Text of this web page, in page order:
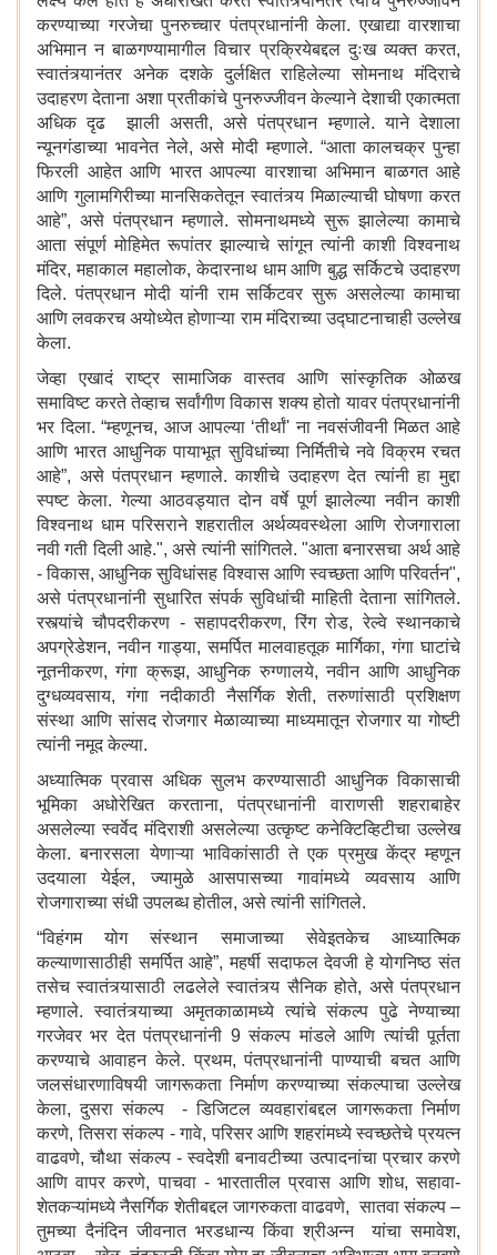
करण्याच्या गरजेचा पुनरुच्चार पंतप्रधानांनी केला. एखाद्या वारशाचा
अभिमान न बाळगण्यामागील विचार प्रक्रियेबद्दल दुःख व्यक्त करत,
स्वातंत्र्यानंतर अनेक दशके दुर्लक्षित राहिलेल्या सोमनाथ मंदिराचे
उदाहरण देताना अशा प्रतीकांचे पुनरुज्जीवन केल्याने देशाची एकात्मता
अधिक दृढ झाली असती, असे पंतप्रधान म्हणाले. याने देशाला
न्यूनगंडाच्या भावनेत नेले, असे मोदी म्हणाले. “आता कालचक्र पुन्हा
फिरली आहेत आणि भारत आपल्या वारशाचा अभिमान बाळगत आहे
आणि गुलामगिरीच्या मानसिकतेतून स्वातंत्र्य मिळाल्याची घोषणा करत
आहे”, असे पंतप्रधान म्हणाले. सोमनाथमध्ये सुरू झालेल्या कामाचे
आता संपूर्ण मोहिमेत रूपांतर झाल्याचे सांगून त्यांनी काशी विश्वनाथ
मंदिर, महाकाल महालोक, केदारनाथ धाम आणि बुद्ध सर्किटचे उदाहरण
दिले. पंतप्रधान मोदी यांनी राम सर्किटवर सुरू असलेल्या कामाचा
आणि लवकरच अयोध्येत होणाऱ्या राम मंदिराच्या उद्घाटनाचाही उल्लेख
केला.
जेव्हा एखादं राष्ट्र सामाजिक वास्तव आणि सांस्कृतिक ओळख
समाविष्ट करते तेव्हाच सर्वांगीण विकास शक्य होतो यावर पंतप्रधानांनी
भर दिला. “म्हणूनच, आज आपल्या ‘तीर्थां' ना नवसंजीवनी मिळत आहे
आणि भारत आधुनिक पायाभूत सुविधांच्या निर्मितीचे नवे विक्रम रचत
आहे”, असे पंतप्रधान म्हणाले. काशीचे उदाहरण देत त्यांनी हा मुद्दा
स्पष्ट केला. गेल्या आठवड्यात दोन वर्षे पूर्ण झालेल्या नवीन काशी
विश्वनाथ धाम परिसराने शहरातील अर्थव्यवस्थेला आणि रोजगाराला
नवी गती दिली आहे.", असे त्यांनी सांगितले. "आता बनारसचा अर्थ आहे
- विकास, आधुनिक सुविधांसह विश्वास आणि स्वच्छता आणि परिवर्तन",
असे पंतप्रधानांनी सुधारित संपर्क सुविधांची माहिती देताना सांगितले.
रस्त्यांचे चौपदरीकरण - सहापदरीकरण, रिंग रोड, रेल्वे स्थानकाचे
अपग्रेडेशन, नवीन गाड्या, समर्पित मालवाहतूक मार्गिका, गंगा घाटांचे
नूतनीकरण, गंगा क्रूझ, आधुनिक रुग्णालये, नवीन आणि आधुनिक
दुग्धव्यवसाय, गंगा नदीकाठी नैसर्गिक शेती, तरुणांसाठी प्रशिक्षण
संस्था आणि सांसद रोजगार मेळाव्याच्या माध्यमातून रोजगार या गोष्टी
त्यांनी नमूद केल्या.
अध्यात्मिक प्रवास अधिक सुलभ करण्यासाठी आधुनिक विकासाची
भूमिका अधोरेखित करताना, पंतप्रधानांनी वाराणसी शहराबाहेर
असलेल्या स्वर्वेद मंदिराशी असलेल्या उत्कृष्ट कनेक्टिव्हिटीचा उल्लेख
केला. बनारसला येणाऱ्या भाविकांसाठी ते एक प्रमुख केंद्र म्हणून
उदयाला येईल, ज्यामुळे आसपासच्या गावांमध्ये व्यवसाय आणि
रोजगाराच्या संधी उपलब्ध होतील, असे त्यांनी सांगितले.
“विहंगम योग संस्थान समाजाच्या सेवेइतकेच आध्यात्मिक
कल्याणासाठीही समर्पित आहे”, महर्षी सदाफल देवजी हे योगनिष्ठ संत
तसेच स्वातंत्र्यासाठी लढलेले स्वातंत्र्य सैनिक होते, असे पंतप्रधान
म्हणाले. स्वातंत्र्याच्या अमृतकाळामध्ये त्यांचे संकल्प पुढे नेण्याच्या
गरजेवर भर देत पंतप्रधानांनी 9 संकल्प मांडले आणि त्यांची पूर्तता
करण्याचे आवाहन केले. प्रथम, पंतप्रधानांनी पाण्याची बचत आणि
जलसंधारणाविषयी जागरूकता निर्माण करण्याच्या संकल्पाचा उल्लेख
केला, दुसरा संकल्प - डिजिटल व्यवहारांबद्दल जागरूकता निर्माण
करणे, तिसरा संकल्प - गावे, परिसर आणि शहरांमध्ये स्वच्छतेचे प्रयत्न
वाढवणे, चौथा संकल्प - स्वदेशी बनावटीच्या उत्पादनांचा प्रचार करणे
आणि वापर करणे, पाचवा - भारतातील प्रवास आणि शोध, सहावा-
शेतकऱ्यांमध्ये नैसर्गिक शेतीबद्दल जागरुकता वाढवणे, सातवा संकल्प –
तुमच्या दैनंदिन जीवनात भरडधान्य किंवा श्रीअन्न यांचा समावेश,